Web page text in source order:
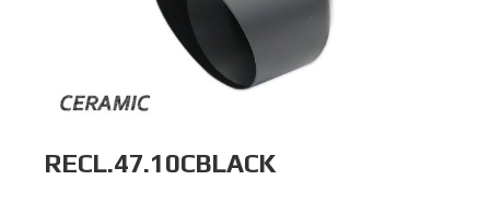
RECL.47.10CBLACK